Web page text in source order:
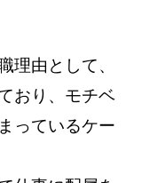
理由として、
おり、モチベ
っているケー